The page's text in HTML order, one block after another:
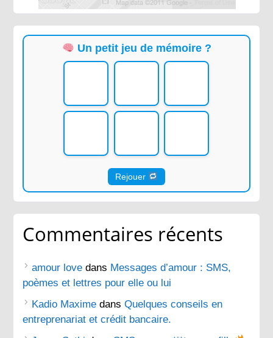
Un petit jeu de mémoire ?
Rejouer
Commentaires récents
amour love dans Messages d’amour : SMS,
poèmes et lettres pour elle ou lui
Kadio Maxime dansQuelques conseils en
entreprenariat et crédit bancaire.